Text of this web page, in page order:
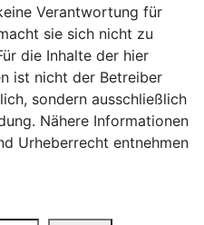
Verantwortung für
sie sich nicht zu
die Inhalte der hier
ist nicht der Betreiber
sondern ausschließlich
Nähere Informationen
Urheberrecht entnehmen